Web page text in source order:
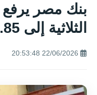
بنك مصر يرفع
الثلاثية إلى 17.85%